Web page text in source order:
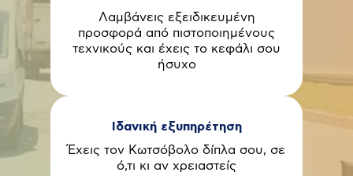
Λαμβάνεις εξειδικευμένη
προσφορά από πιστοποιημένους
τεχνικούς και έχεις το κεφάλι σου
ήσυχο
Ιδανική εξυπηρέτηση
Έχεις τον Κωτσόβολο δίπλα σου, σε
ό,τι κι αν χρειαστείς